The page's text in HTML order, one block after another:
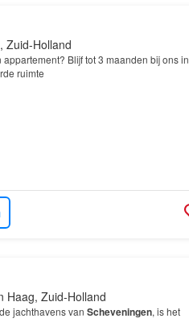
Zuid-Holland
Blijf tot 3 maanden bij ons in
ruimte
Haag, Zuid-Holland
jachthavens van Scheveningen, is het